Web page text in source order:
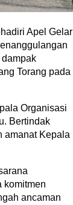
Apel Gelar
Torang pada
Organisasi
Bertindak
amanat Kepala
komitmen
ancaman